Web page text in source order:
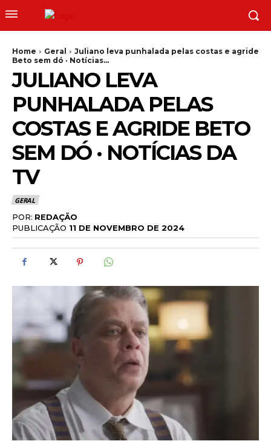
Home Geral
Juliano leva punhalada pelas costas e agride
Beto sem dó · Notícias...
JULIANO LEVA
PUNHALADA PELAS
COSTAS E AGRIDE BETO
SEM DÓ · NOTÍCIAS DA
TV
GERAL
POR: REDAÇÃO
PUBLICAÇÃO 11 DE NOVEMBRO DE 2024